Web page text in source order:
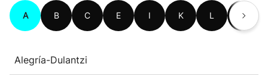
A B C E I K L M
Alegría-Dulantzi